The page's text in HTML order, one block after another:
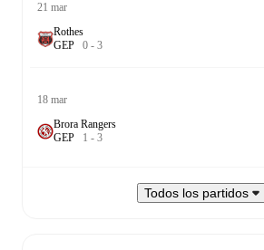
21 mar
Rothes
GEP 0 - 3
18 mar
Brora Rangers
GEP 1 - 3
Todos los partidos